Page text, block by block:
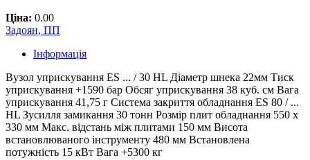
Ціна: 0.00
Задоян, ПП
Інформація
Вузол уприскування ES ... / 30 HL Діаметр шнека 22мм Тиск
уприскування +1590 бар Обсяг уприскування 38 куб. см Вага
уприскування 41,75 г Система закриття обладнання ES 80 / ...
HL Зусилля замикання 30 тонн Розмір плит обладнання 550 x
330 мм Макс. відстань між плитами 150 мм Висота
встановлюваного інструменту 480 мм Встановлена
потужність 15 кВт Вага +5300 кг